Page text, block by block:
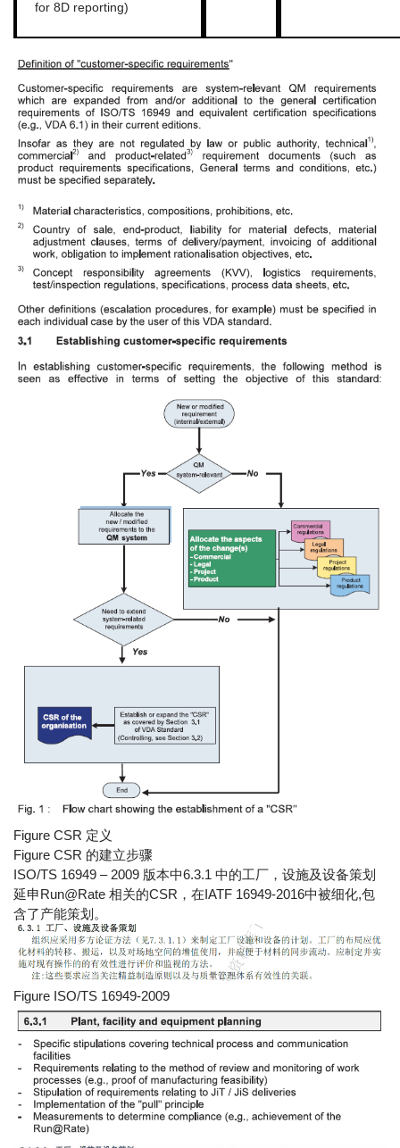
for 8D reporting)
Figure CSR 定义
Figure CSR 的建立步骤
ISO/TS 16949 – 2009 版本中6.3.1 中的工厂，设施及设备策划
延申Run@Rate 相关的CSR，在IATF 16949-2016中被细化,包
含了产能策划。
Figure ISO/TS 16949-2009